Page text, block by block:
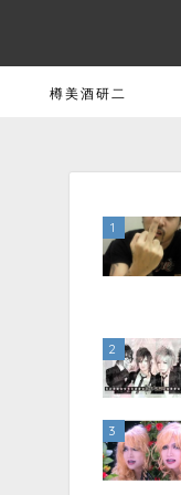
樽美酒研二
1
2
3